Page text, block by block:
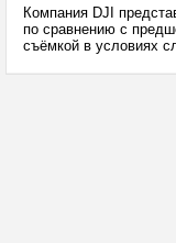
Компания DJI
по сравнению с
съёмкой в условиях